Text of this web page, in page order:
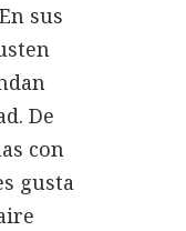
sus
De
con
gusta